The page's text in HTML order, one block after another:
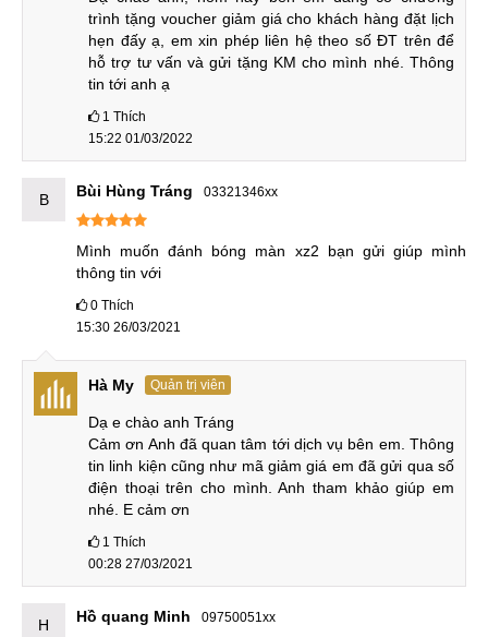
bóng, xóa vết xước màn hình mặt kính iPhone 7 khi lỗi
hư hỏng là vệt trầy xước bên ngoài chứ không phải lỗi
nứt vỡ màn hình bên trong.
Trên đây là toàn bộ thông tin MobileCity gửi tới quý
khách về công nghệ đánh bóng màn hình iPhone 7
Hệ thống sửa chữa điện thoại di động
Tại Hà Nội
CN 1:120 Thái Hà, Q. Đống Đa
Hotline:037.437.9999
Hotline:096.2222.398
CN 3:42 Phố Vọng, Hai Bà Trưng
Hotline:0338.424242
Tại TP Hồ Chí Minh
CN 4:123 Trần Quang Khải, Quận 1
Hotline:0969.520.520
CN 5: 602 Lê Hồng Phong, Quận 10
trình tặng voucher giảm giá cho khách hàng đặt lịch
hẹn đấy ạ, em xin phép liên hệ theo số ĐT trên để
hỗ trợ tư vấn và gửi tặng KM cho mình nhé. Thông
tin tới anh ạ
1 Thích
15:22 01/03/2022
B Bùi Hùng Tráng 03321346xx
Mình muốn đánh bóng màn xz2 bạn gửi giúp mình
thông tin với
0 Thích
15:30 26/03/2021
Hà My Quản trị viên
Dạ e chào anh Tráng
Cảm ơn Anh đã quan tâm tới dịch vụ bên em. Thông
tin linh kiện cũng như mã giảm giá em đã gửi qua số
điện thoại trên cho mình. Anh tham khảo giúp em
nhé. E cảm ơn
1 Thích
00:28 27/03/2021
H Hồ quang Minh 09750051xx